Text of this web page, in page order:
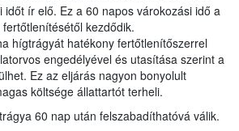
időt ír elő. Ez a 60 napos várokozási idő a
kezdődik.
hígtrágyát hatékony fertőtlenítőszerrel
engedélyével és utasítása szerint a
Ez az eljárás nagyon bonyolult
költsége állattartót terheli.
60 nap után felszabadíthatóvá válik.